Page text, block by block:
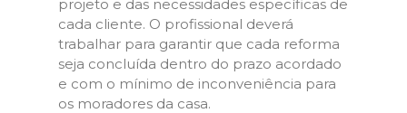
projeto e das necessidades específicas de
cada cliente. O profissional deverá
trabalhar para garantir que cada reforma
seja concluída dentro do prazo acordado
e com o mínimo de inconveniência para
os moradores da casa.